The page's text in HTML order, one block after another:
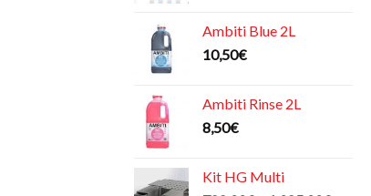
Ambiti Blue 2L
10,50€
Ambiti Rinse 2L
8,50€
Kit HG Multi